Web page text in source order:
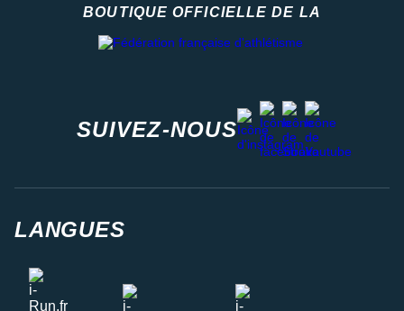
BOUTIQUE OFFICIELLE DE LA
SUIVEZ-NOUS
instagram
facebook
stravayoutube
LANGUES